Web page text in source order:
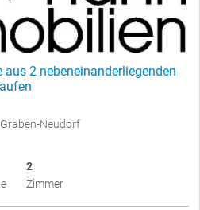
aus 2 nebeneinanderliegenden
Neudorf
2
Zimmer